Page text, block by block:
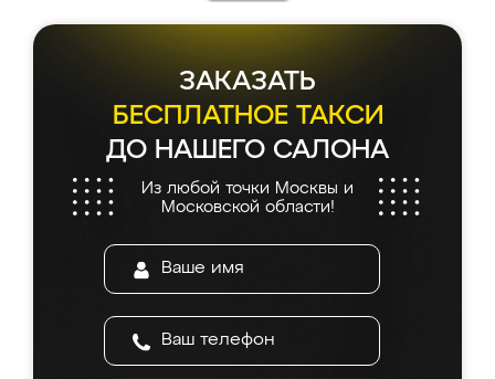
ЗАКАЗАТЬ
БЕСПЛАТНОЕ ТАКСИ
ДО НАШЕГО САЛОНА
Из любой точки Москвы и
Московской области!